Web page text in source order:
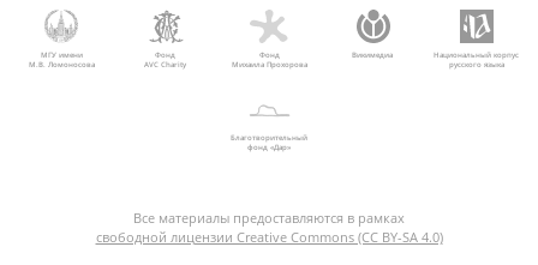
МГУ имени
М.В. Ломоносова
Фонд
AVC Charity
Фонд
Михаила Прохорова
Викимедиа
Национальный корпус
русского языка
Благотворительный
фонд «Дар»
Все материалы предоставляются в рамках
свободной лицензии Creative Commons (CC BY-SA 4.0)